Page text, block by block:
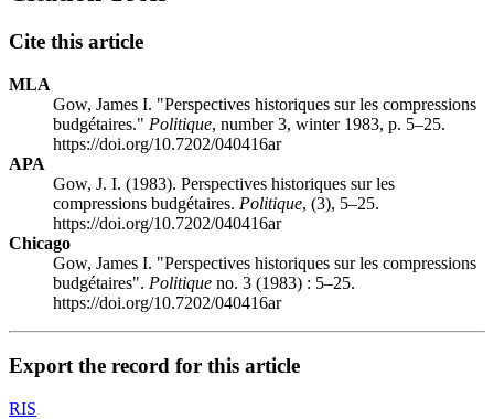
Cite this article
MLA
Gow, James I. "Perspectives historiques sur les compressions
budgétaires." Politique, number 3, winter 1983, p. 5–25.
https://doi.org/10.7202/040416ar
APA
Gow, J. I. (1983). Perspectives historiques sur les
compressions budgétaires. Politique, (3), 5–25.
https://doi.org/10.7202/040416ar
Chicago
Gow, James I. "Perspectives historiques sur les compressions
budgétaires". Politique no. 3 (1983) : 5–25.
https://doi.org/10.7202/040416ar
Export the record for this article
RIS